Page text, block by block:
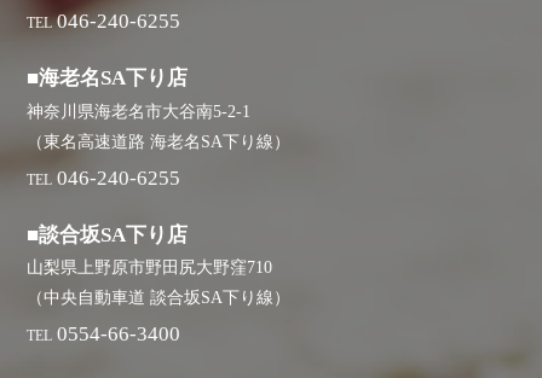
TEL 046-240-6255
■海老名SA下り店
神奈川県海老名市大谷南5-2-1
（東名高速道路 海老名SA下り線）
TEL 046-240-6255
■談合坂SA下り店
山梨県上野原市野田尻大野窪710
（中央自動車道 談合坂SA下り線）
TEL 0554-66-3400